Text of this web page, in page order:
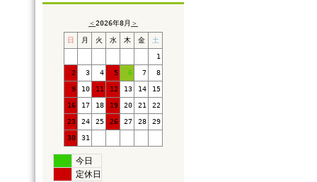
＜2026年8月 ＞
日 月 火 水 木 金 土
1
2 3 4 5 6 7 8
9 10 11 12 13 14 15
16 17 18 19 20 21 22
23 24 25 26 27 28 29
30 31
今日
定休日